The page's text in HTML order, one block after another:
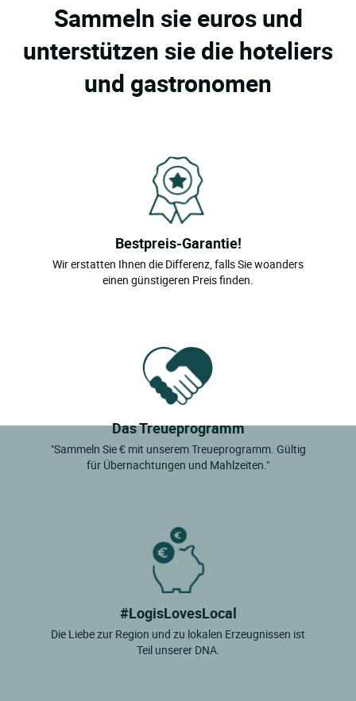
Sammeln sie euros und
unterstützen sie die hoteliers
und gastronomen
Bestpreis-Garantie!
Wir erstatten Ihnen die Differenz, falls Sie woanders
einen günstigeren Preis finden.
Das Treueprogramm
"Sammeln Sie € mit unserem Treueprogramm. Gültig
für Übernachtungen und Mahlzeiten."
#LogisLovesLocal
Die Liebe zur Region und zu lokalen Erzeugnissen ist
Teil unserer DNA.